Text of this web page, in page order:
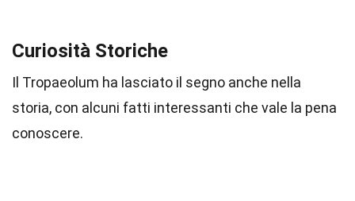
Curiosità Storiche
Il Tropaeolum ha lasciato il segno anche nella
storia, con alcuni fatti interessanti che vale la pena
conoscere.